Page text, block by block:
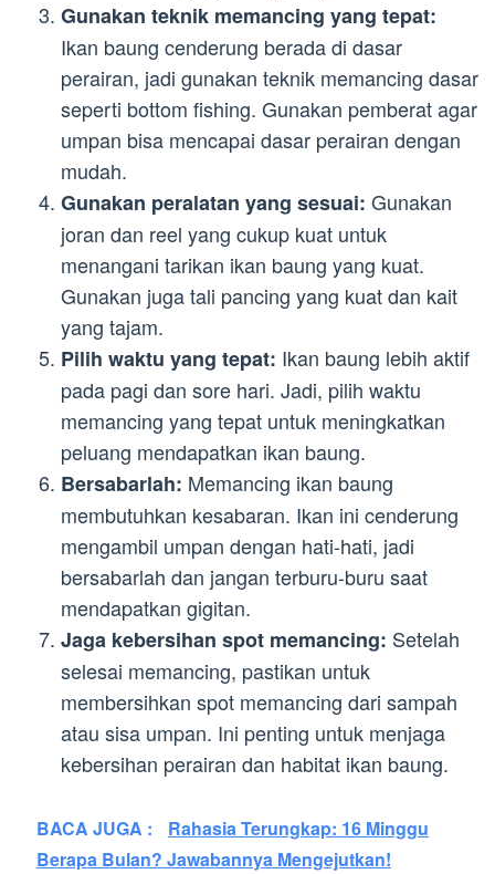
Gunakan teknik memancing yang tepat:
Ikan baung cenderung berada di dasar
perairan, jadi gunakan teknik memancing dasar
seperti bottom fishing. Gunakan pemberat agar
umpan bisa mencapai dasar perairan dengan
mudah.
Gunakan peralatan yang sesuai: Gunakan
joran dan reel yang cukup kuat untuk
menangani tarikan ikan baung yang kuat.
Gunakan juga tali pancing yang kuat dan kait
yang tajam.
Pilih waktu yang tepat: Ikan baung lebih aktif
pada pagi dan sore hari. Jadi, pilih waktu
memancing yang tepat untuk meningkatkan
peluang mendapatkan ikan baung.
Bersabarlah: Memancing ikan baung
membutuhkan kesabaran. Ikan ini cenderung
mengambil umpan dengan hati-hati, jadi
bersabarlah dan jangan terburu-buru saat
mendapatkan gigitan.
Jaga kebersihan spot memancing: Setelah
selesai memancing, pastikan untuk
membersihkan spot memancing dari sampah
atau sisa umpan. Ini penting untuk menjaga
kebersihan perairan dan habitat ikan baung.
BACA JUGA :
Rahasia Terungkap: 16 Minggu
Berapa Bulan? Jawabannya Mengejutkan!